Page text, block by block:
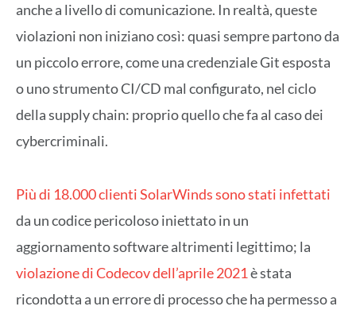
anche a livello di comunicazione. In realtà, queste
violazioni non iniziano così: quasi sempre partono da
un piccolo errore, come una credenziale Git esposta
o uno strumento CI/CD mal configurato, nel ciclo
della supply chain: proprio quello che fa al caso dei
cybercriminali.
Più di 18.000 clienti SolarWinds sono stati infettati
da un codice pericoloso iniettato in un
aggiornamento software altrimenti legittimo; la
violazione di Codecov dell’aprile 2021è stata
ricondotta a un errore di processo che ha permesso a